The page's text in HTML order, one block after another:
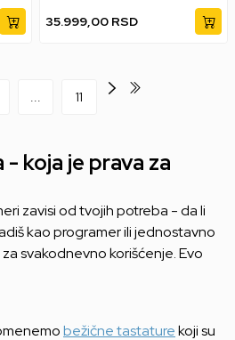
35.999,00 RSD
... 11
koja je prava za
zavisi od tvojih potreba - da li
kao programer ili jednostavno
svakodnevno korišćenje. Evo
bežične tastaturekoji su